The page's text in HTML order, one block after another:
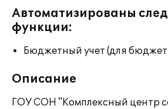
Автоматизированы
функции:
Бюджетный учет (для
Описание
ГОУ СОН "Комплексный центр